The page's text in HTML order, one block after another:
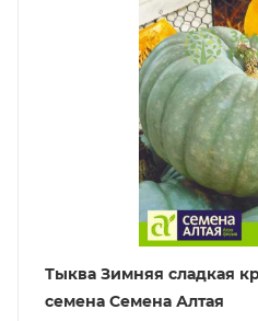
Тыква Зимняя сладкая
семена Семена Алтая